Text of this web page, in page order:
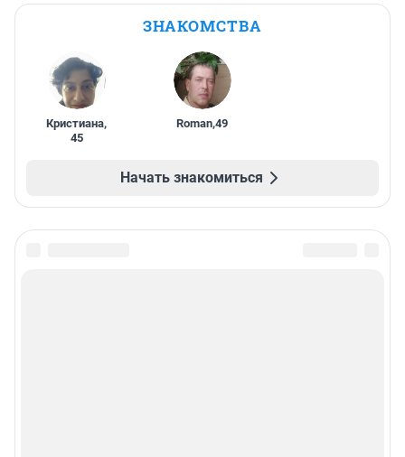
ЗНАКОМСТВА
Кристиана,
45
Roman,49
Начать знакомиться